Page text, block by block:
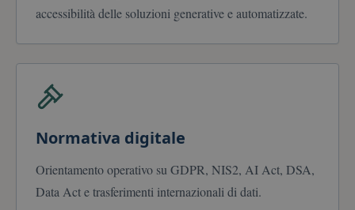
accessibilità delle soluzioni generative e automatizzate.
Normativa digitale
Orientamento operativo su GDPR, NIS2, AI Act, DSA,
Data Act e trasferimenti internazionali di dati.